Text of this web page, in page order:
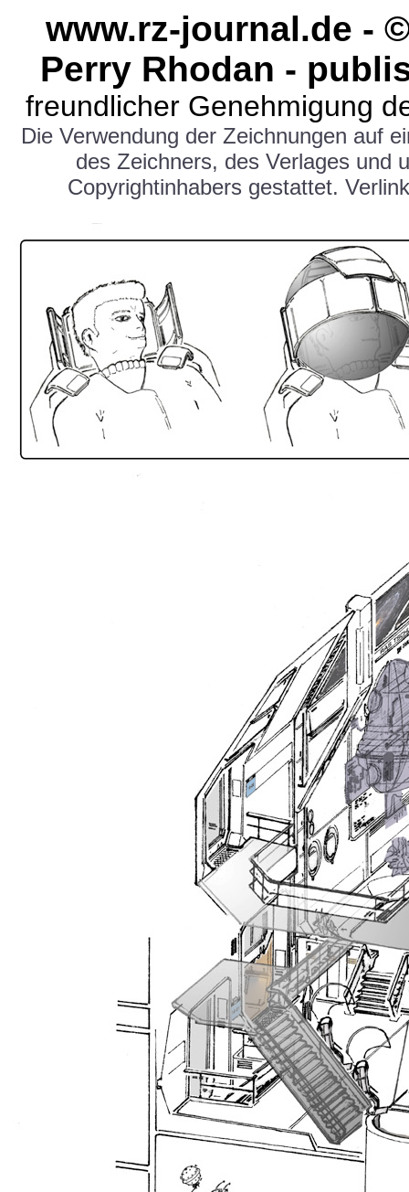
www.rz-journal.de -
Perry Rhodan -
freundlicher Genehmigung
Die Verwendung der Zeichnungen auf
des Zeichners, des Verlages und
Copyrightinhabers gestattet.